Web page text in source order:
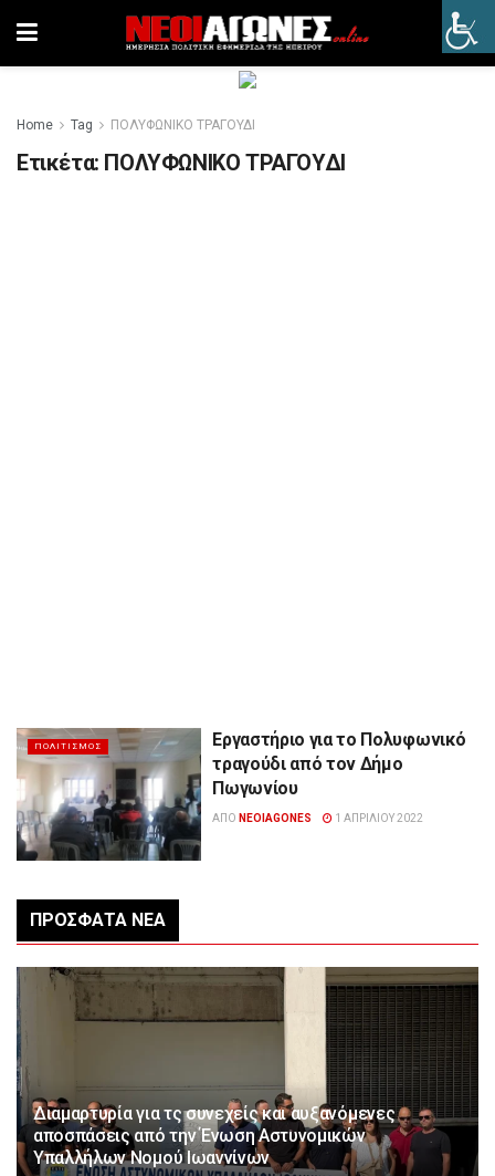
Home Tag ΠΟΛΥΦΩΝΙΚΟ ΤΡΑΓΟΥΔΙ
Ετικέτα: ΠΟΛΥΦΩΝΙΚΟ ΤΡΑΓΟΥΔΙ
ΠΟΛΙΤΙΣΜΌΣ
Εργαστήριο για το Πολυφωνικό
τραγούδι από τον Δήμο
Πωγωνίου
ΑΠΌ NEOIAGONES 1 ΑΠΡΙΛΊΟΥ 2022
ΠΡΌΣΦΑΤΑ ΝΈΑ
Διαμαρτυρία για τς συνεχείς και αυξανόμενες
αποσπάσεις από την Ένωση Αστυνομικών
Υπαλλήλων Νομού Ιωαννίνων